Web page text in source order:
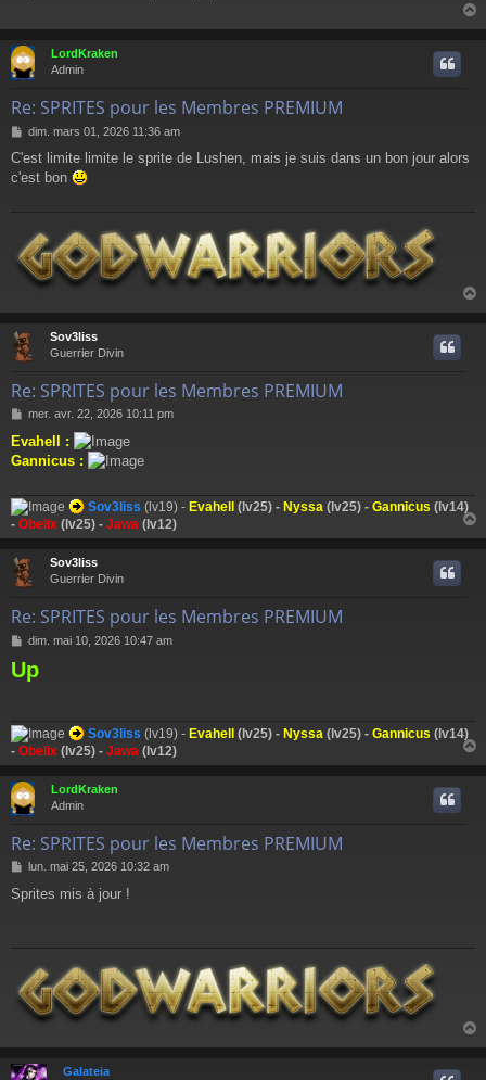
a
g
e
a
LordKraken
Admin
Re: SPRITES pour les Membres PREMIUM
M
s
s
dim. mars 01, 2026 11:36 am
C'est limite limite le sprite de Lushen, mais je suis dans un bon jour alors
c'est bon
a
Sov3liss
Guerrier Divin
Re: SPRITES pour les Membres PREMIUM
M
s
s
e
mer. avr. 22, 2026 10:11 pm
Evahell :
Gannicus :
Sov3liss (lv19) - Evahell (lv25) - Nyssa (lv25) - Gannicus (lv14)
- Obelix (lv25) - Jawa (lv12)
a
Sov3liss
Guerrier Divin
Re: SPRITES pour les Membres PREMIUM
M
s
e
dim. mai 10, 2026 10:47 am
Up
Sov3liss (lv19) - Evahell (lv25) - Nyssa (lv25) - Gannicus (lv14)
- Obelix (lv25) - Jawa (lv12)
a
LordKraken
Admin
Re: SPRITES pour les Membres PREMIUM
M
s
lun. mai 25, 2026 10:32 am
Sprites mis à jour !
a
Galateia